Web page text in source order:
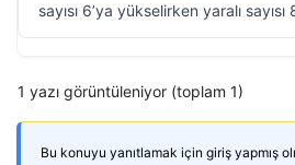
sayısı 6’ya yükselirken yaralı
1 yazı görüntüleniyor (toplam 1)
Bu konuyu yanıtlamak için giriş yapmış